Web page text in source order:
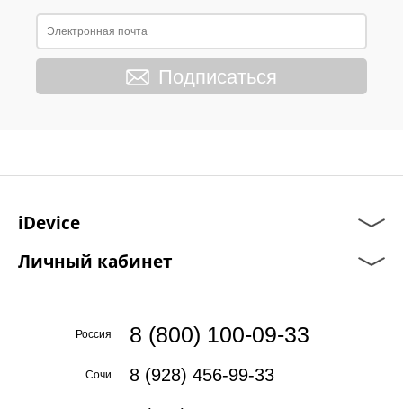
Подписаться
iDevice
Личный кабинет
Россия 8 (800) 100-09-33
Сочи 8 (928) 456-99-33